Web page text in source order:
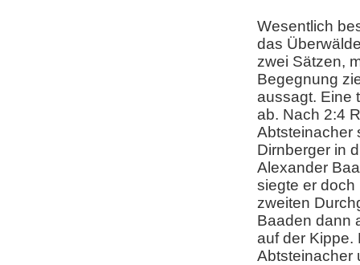
Wesentlich
das
zwei Sätzen,
Begegnung
aussagt. Eine
ab. Nach 2:4
Abtsteinacher
Dirnberger in
Alexander
siegte er doch
zweiten
Baaden dann
auf der Kippe.
Abtsteinacher